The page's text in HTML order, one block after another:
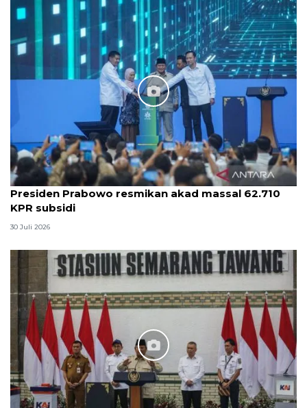
Presiden Prabowo resmikan akad massal 62.710
KPR subsidi
30 Juli 2026